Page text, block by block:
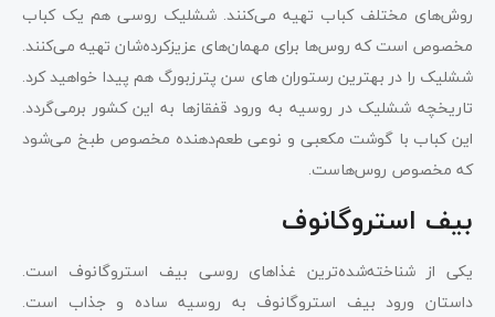
روش‌های مختلف کباب تهیه می‌کنند. ششلیک روسی هم یک کباب
مخصوص است که روس‌ها برای مهمان‌های عزیزکرده‌شان تهیه می‌کنند.
ششلیک را در بهترین رستوران های سن پترزبورگ هم پیدا خواهید کرد.
تاریخچه ششلیک در روسیه به ورود قفقازها به این کشور برمی‌گردد.
این کباب با گوشت مکعبی و نوعی طعم‌دهنده مخصوص طبخ می‌شود
که مخصوص روس‌هاست.
بیف استروگانوف
یکی از شناخته‌شده‌ترین غذاهای روسی بیف استروگانوف است.
داستان ورود بیف استروگانوف به روسیه ساده و جذاب است.